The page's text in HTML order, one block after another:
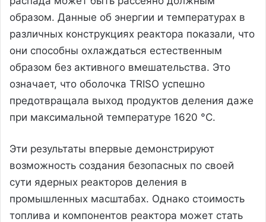
образом. Данные об энергии и температурах в
различных конструкциях реактора показали, что
они способны охлаждаться естественным
образом без активного вмешательства. Это
означает, что оболочка TRISO успешно
предотвращала выход продуктов деления даже
при максимальной температуре 1620 °C.
Эти результаты впервые демонстрируют
возможность создания безопасных по своей
сути ядерных реакторов деления в
промышленных масштабах. Однако стоимость
топлива и компонентов реактора может стать